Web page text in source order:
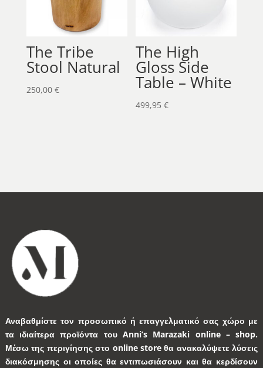
The Tribe
Stool Natural
250,00 €
The High
Gloss Side
Table – White
499,95€
Αναβαθμίστε τον προσωπικό ή επαγγελματικό σας χώρο με
τα ιδιαίτερα προϊόντα του Anni’s Marazaki online – shop.
Μέσω της περιγίησης στο online store θα ανακαλύψετε λύσεις
διακόσμησης οι οποίες θα εντιπωσιάσουν και θα κερδίσουν